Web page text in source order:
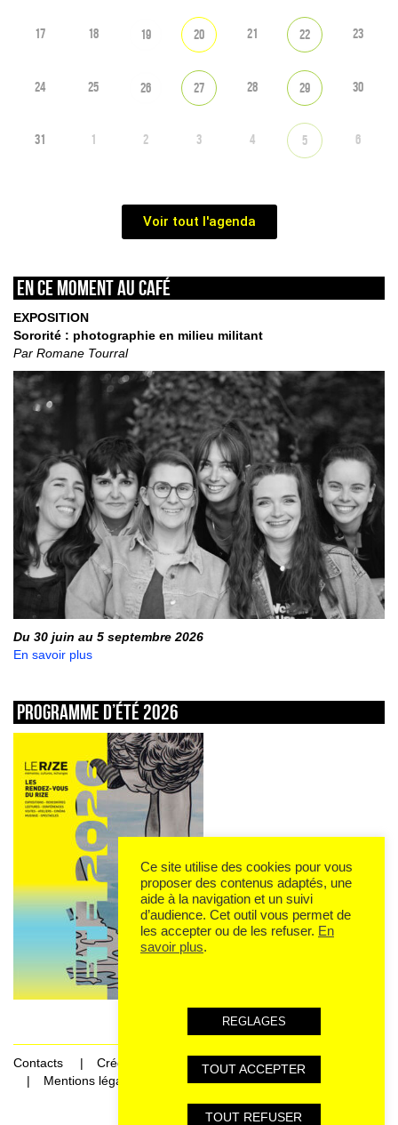
17 18 19 20 21 22 23
24 25 26 27 28 29 30
31 1 2 3 4 5 6
Voir tout l'agenda
En ce moment au café
EXPOSITION
Sororité : photographie en milieu militant
Par Romane Tourral
Du 30 juin au 5 septembre 2026
En savoir plus
Programme d’été 2026
Contacts
Crédits
Mentions légales et données personnelles
Ce site utilise des cookies pour vous
proposer des contenus adaptés, une
aide à la navigation et un suivi
d’audience. Cet outil vous permet de
les accepter ou de les refuser. En
savoir plus.
REGLAGES
TOUT ACCEPTER
TOUT REFUSER